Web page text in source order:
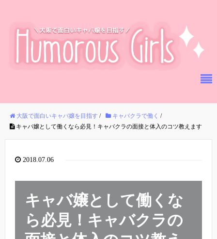
大阪で面白いキャバ嬢を目指す / キャバクラで働く /
キャバ嬢として働くなら必見！キャバクラの面接と体入のコツ教えます
2018.07.06
キャバ嬢として働くな
ら必見！キャバクラの